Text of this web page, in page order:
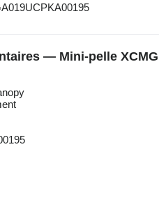
— Mini-pelle